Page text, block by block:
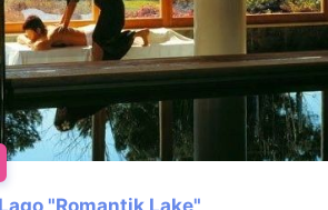
"Romantik Lake"